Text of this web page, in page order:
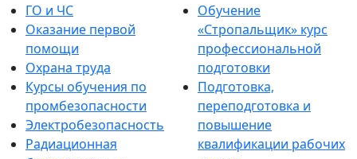
ГО и ЧС
Оказание первой
помощи
Охрана труда
Курсы обучения по
промбезопасности
Электробезопасность
Радиационная
Обучение
«Стропальщик» курс
профессиональной
подготовки
Подготовка,
переподготовка и
повышение
квалификации рабочих